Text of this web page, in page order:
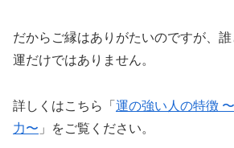
だからご縁はありがたいのですが、
運だけではありません。
詳しくはこちら「 運の強い人の特徴
力〜 」をご覧ください。